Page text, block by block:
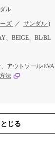
ル
ズ ／ サンダル )
、BEIGE、BL/BL
アウトソール/EVA
法
とじる